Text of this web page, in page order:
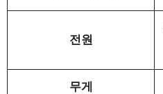
전원
무게